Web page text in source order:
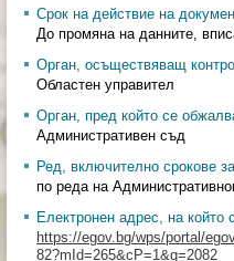
Срок на действие на
До промяна на данните,
Орган, осъществяващ
Областен управител
Орган, пред който се
Административен съд
Ред, включително срокове
по реда на
Електронен адрес, на който
https://egov.bg/wps/portal/
82?mId=265&cP=1&q=2082